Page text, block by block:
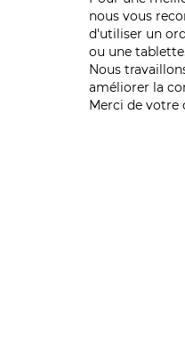
nous vous
d'utiliser un
ou une
Nous
améliorer la
Merci de votre